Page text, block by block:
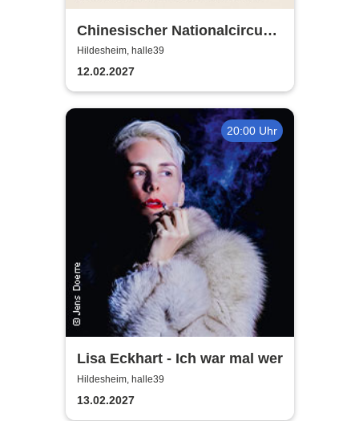
Chinesischer Nationalcircus -
ZENsation - Chinas
Grossmeister der Balance
Hildesheim, halle39
12.02.2027
20:00 Uhr
Lisa Eckhart - Ich war mal wer
Hildesheim, halle39
13.02.2027